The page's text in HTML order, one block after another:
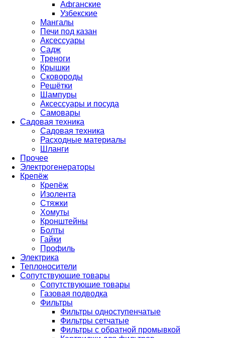
Афганские
Узбекские
Мангалы
Печи под казан
Аксессуары
Садж
Треноги
Крышки
Сковороды
Решётки
Шампуры
Аксессуары и посуда
Самовары
Садовая техника
Садовая техника
Расходные материалы
Шланги
Прочее
Электрогенераторы
Крепёж
Крепёж
Изолента
Стяжки
Хомуты
Кронштейны
Болты
Гайки
Профиль
Электрика
Теплоносители
Сопутствующие товары
Сопутствующие товары
Газовая подводка
Фильтры
Фильтры одноступенчатые
Фильтры сетчатые
Фильтры с обратной промывкой